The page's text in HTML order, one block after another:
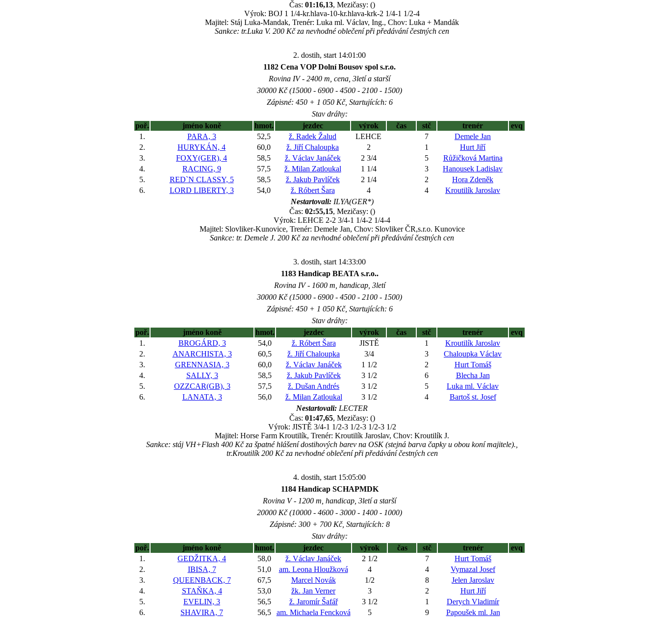
Čas: 01:16,13, Mezičasy: ()
Výrok: BOJ 1 1/4-kr.hlava-10-kr.hlava-krk-2 1/4-1 1/2-4
Majitel: Stáj Luka-Mandak, Trenér: Luka ml. Václav, Ing., Chov: Luka + Mandák
Sankce: tr.Luka V. 200 Kč za nevhodné oblečení při předávání čestných cen
2. dostih, start 14:01:00
1182 Cena VOP Dolní Bousov spol s.r.o.
Rovina IV - 2400 m, cena, 3letí a starší
30000 Kč (15000 - 6900 - 4500 - 2100 - 1500)
Zápisné: 450 + 1 050 Kč, Startujících: 6
Stav dráhy:
poř.
jméno koně hmot. jezdec výrok čas stč trenér
evq
1.
PARA, 3 52,5 ž. Radek Žalud LEHCE 7
Demele Jan
2.
HURYKÁN, 4 60,0 ž. Jiří Chaloupka 2 1
Hurt Jiří
3.
FOXY(GER), 4 58,5 ž. Václav Janáček 2 3/4 5
Růžičková Martina
4.
RACING, 9 57,5 ž. Milan Zatloukal 1 1/4 3
Hanousek Ladislav
5.
RED`N CLASSY, 5 58,5 ž. Jakub Pavlíček 2 1/4 2
Hora Zdeněk
6.
LORD LIBERTY, 3 54,0 ž. Róbert Šara 4 4
Kroutilík Jaroslav
Nestartovali:ILYA(GER*)
Čas: 02:55,15, Mezičasy: ()
Výrok: LEHCE 2-2 3/4-1 1/4-2 1/4-4
Majitel: Slovliker-Kunovice, Trenér: Demele Jan, Chov: Slovliker ČR,s.r.o. Kunovice
Sankce: tr. Demele J. 200 Kč za nevhodné oblečení při předávání čestných cen
3. dostih, start 14:33:00
1183 Handicap BEATA s.r.o..
Rovina IV - 1600 m, handicap, 3letí
30000 Kč (15000 - 6900 - 4500 - 2100 - 1500)
Zápisné: 450 + 1 050 Kč, Startujících: 6
Stav dráhy:
poř.
jméno koně hmot. jezdec výrok čas stč trenér
evq
1.
BROGÁRD, 3 54,0 ž. Róbert Šara JISTĚ 1
Kroutilík Jaroslav
2.
ANARCHISTA, 3 60,5 ž. Jiří Chaloupka 3/4 3
Chaloupka Václav
3.
GRENNASIA, 3 60,0 ž. Václav Janáček 1 1/2 2
Hurt Tomáš
4.
SALLY, 3 58,5 ž. Jakub Pavlíček 3 1/2 6
Blecha Jan
5.
OZZCAR(GB), 3 57,5 ž. Dušan Andrés 3 1/2 5
Luka ml. Václav
6.
LANATA, 3 56,0 ž. Milan Zatloukal 3 1/2 4
Bartoš st. Josef
Nestartovali: LECTER
Čas: 01:47,65, Mezičasy: ()
Výrok: JISTĚ 3/4-1 1/2-3 1/2-3 1/2-3 1/2
Majitel: Horse Farm Kroutilík, Trenér: Kroutilík Jaroslav, Chov: Kroutilík J.
Sankce: stáj VH+Flash 400 Kč za špatné hlášení dostihových barev na OSK (stejná barva čapky u obou koní majitele).,
tr.Kroutilík 200 Kč za nevhodné oblečení při předávání čestných cen
4. dostih, start 15:05:00
1184 Handicap SCHAPMDK
Rovina V - 1200 m, handicap, 3letí a starší
20000 Kč (10000 - 4600 - 3000 - 1400 - 1000)
Zápisné: 300 + 700 Kč, Startujících: 8
Stav dráhy:
poř.
jméno koně hmot. jezdec výrok čas stč trenér
evq
1.
GEDŽITKA, 4 58,0 ž. Václav Janáček 2 1/2 7
Hurt Tomáš
2.
IBISA, 7 51,0 am. Leona Hloužková 4 4
Vymazal Josef
3.
QUEENBACK, 7 67,5 Marcel Novák 1/2 8
Jelen Jaroslav
4.
STAŇKA, 4 53,0 žk. Jan Verner 3 2
Hurt Jiří
5.
EVELIN, 3 56,5 ž. Jaromír Šafář 3 1/2 1
Derych Vladimír
6.
SHAVIRA, 7 56,5 am. Michaela Fencková 5 9
Papoušek ml. Jan